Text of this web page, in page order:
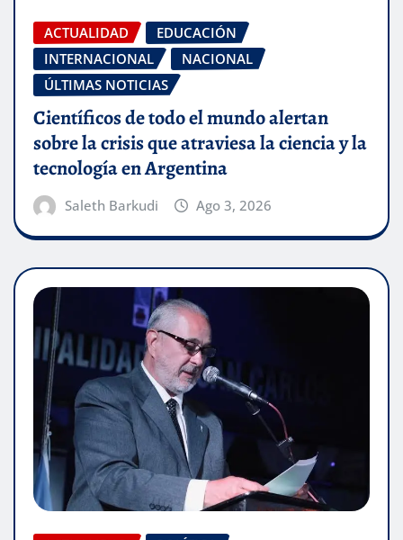
ACTUALIDAD
EDUCACIÓN
INTERNACIONAL
NACIONAL
ÚLTIMAS NOTICIAS
Científicos de todo el mundo alertan
sobre la crisis que atraviesa la ciencia y la
tecnología en Argentina
Saleth Barkudi Ago 3, 2026